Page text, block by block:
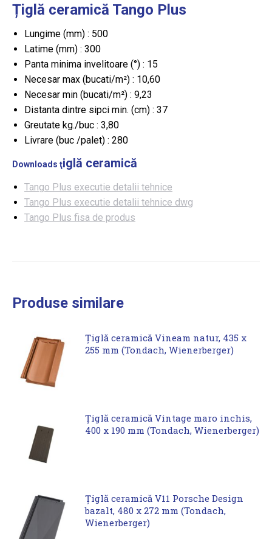
Țiglă ceramică Tango Plus
Lungime (mm) : 500
Latime (mm) : 300
Panta minima invelitoare (°) : 15
Necesar max (bucati/m²) : 10,60
Necesar min (bucati/m²) : 9,23
Distanta dintre sipci min. (cm) : 37
Greutate kg./buc : 3,80
Livrare (buc /palet) : 280
Downloads ţiglă ceramică
Tango Plus executie detalii tehnice
Tango Plus executie detalii tehnice dwg
Tango Plus fisa de produs
Produse similare
Țiglă ceramică Vineam natur, 435 x
255 mm (Tondach, Wienerberger)
Țiglă ceramică Vintage maro inchis,
400 x 190 mm (Tondach, Wienerberger)
Țiglă ceramică V11 Porsche Design
bazalt, 480 x 272 mm (Tondach,
Wienerberger)